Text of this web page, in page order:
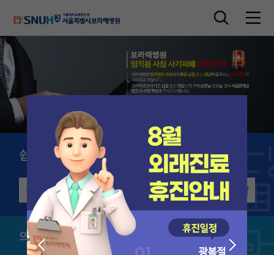
쉽고 빠른 진료예약 1577-0075
온라인 진료예약 처음오신분 빠른예약 암진료 빠른예약
의료진/진료과 검색